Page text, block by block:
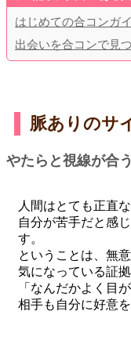
はじめての合コンガ
出会いを合コンで見
脈ありのサ
やたらと視線が合う
人間はとても正直な
自分が苦手だと感
す。
ということは、無
気になっている証
「なんだかよく目
相手も自分に好意